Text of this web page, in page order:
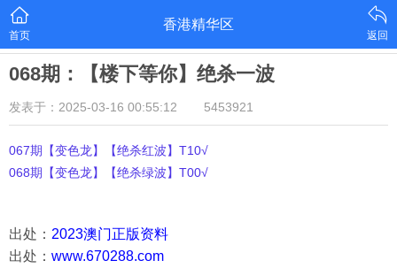
首页
香港精华区
返回
068期：【楼下等你】绝杀一波
发表于：2025-03-16 00:55:12 5453921
067期【变色龙】【绝杀红波】T10√
068期【变色龙】【绝杀绿波】T00√
出处： 2023澳门正版资料
出处： www.670288.com